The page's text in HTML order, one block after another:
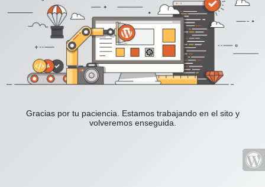
Gracias por tu paciencia. Estamos trabajando en el sito y
volveremos enseguida.